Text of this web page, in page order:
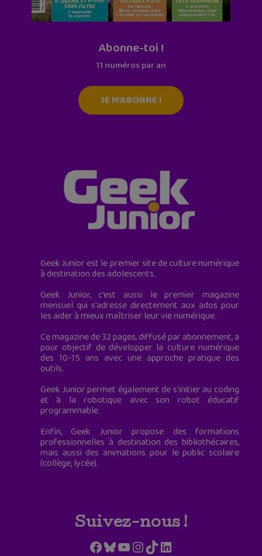
Abonne-toi !
11 numéros par an
JE M'ABONNE !
Geek Junior est le premier site de culture numérique
à destination des adolescents.
Geek Junior, c’est aussi le premier magazine
mensuel qui s’adresse directement aux ados pour
les aider à mieux maîtriser leur vie numérique.
Ce magazine de 32 pages, diffusé par abonnement, a
pour objectif de développer la culture numérique
des 10-15 ans avec une approche pratique des
outils.
Geek Junior permet également de s'initier au coding
et à la robotique avec son robot éducatif
programmable.
Enfin, Geek Junior propose des formations
professionnelles à destination des bibliothécaires,
mais aussi des animations pour le public scolaire
(collège, lycée).
Suivez-nous !
Facebook
Bluesky
YouTube
Instagram
TikTokLinkedIn